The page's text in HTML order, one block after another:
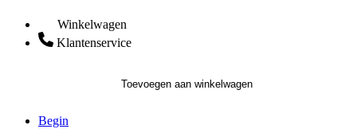
Winkelwagen
Klantenservice
Toevoegen aan winkelwagen
Begin